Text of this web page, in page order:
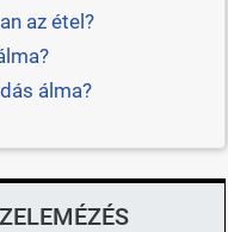
az étel?
álma?